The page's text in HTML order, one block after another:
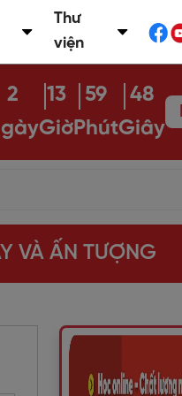
Thư
viện
2
13
Giờ
59
Phút
47
Giây
VÀ ẤN TƯỢNG